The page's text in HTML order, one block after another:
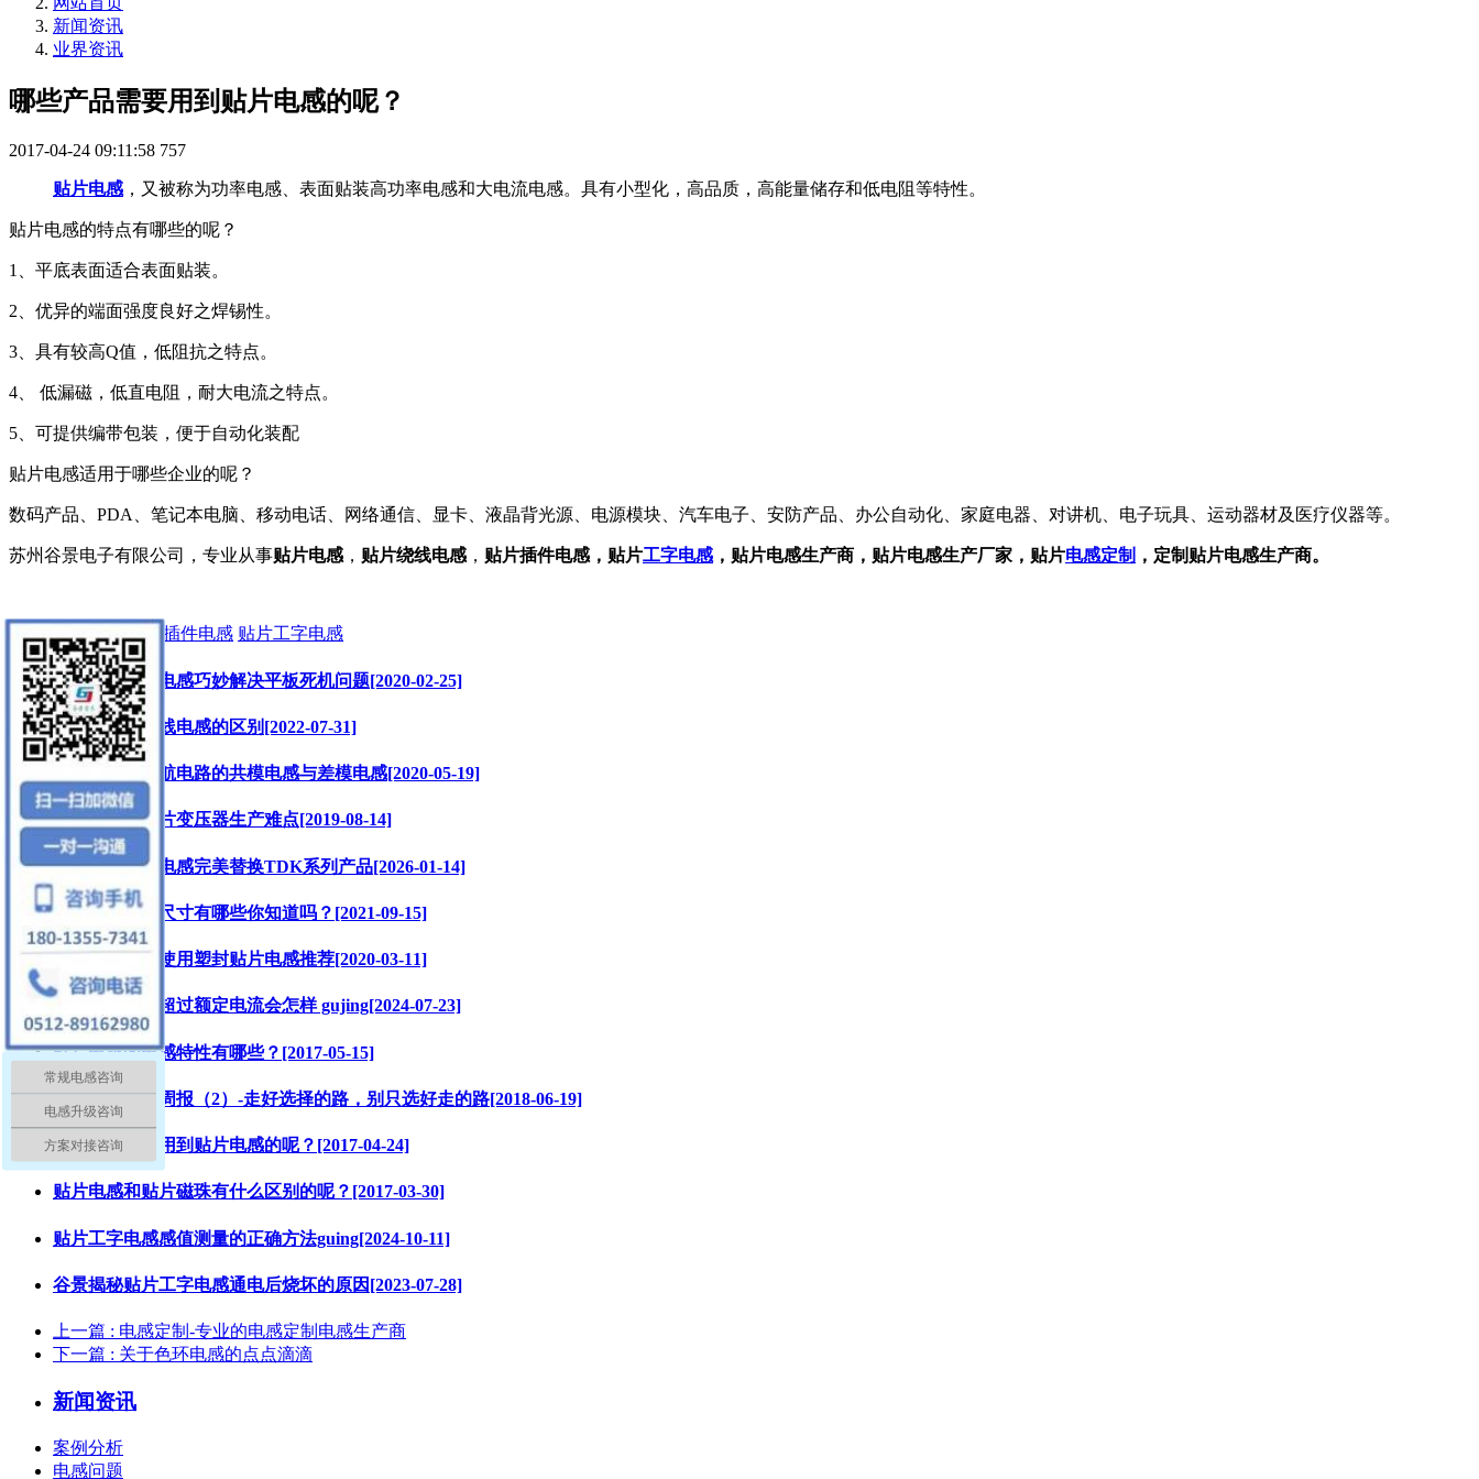
新闻资讯
业界资讯
哪些产品需要用到贴片电感的呢？
2017-04-24 09:11:58 757
贴片电感 ，又被称为功率电感、表面贴装高功率电感和大电流电感。具有小型化，高品质，高能量储存和低电阻等特性。
贴片电感的特点有哪些的呢？
1、平底表面适合表面贴装。
2、优异的端面强度良好之焊锡性。
3、具有较高Q值，低阻抗之特点。
4、 低漏磁，低直电阻，耐大电流之特点。
5、可提供编带包装，便于自动化装配
贴片电感适用于哪些企业的呢？
数码产品、PDA、笔记本电脑、移动电话、网络通信、显卡、液晶背光源、电源模块、汽车电子、安防产品、办公自动化、家庭电器、对讲机、电子玩具、运动器材及医疗仪器等。
苏州谷景电子有限公司，专业从事贴片电感 ， 贴片绕线电感 ， 贴片插件电感，贴片工字电感 ，贴片电感生产商，贴片电感生产厂家，贴片电感定制 ，定制贴片电感生产商。
标签: 贴片电感 贴片插件电感 贴片工字电感
使用谷景贴片电感巧妙解决平板死机问题[2020-02-25]
叠层电感和绕线电感的区别[2022-07-31]
为高端卫星导航电路的共模电感与差模电感[2020-05-19]
定制微亨级贴片变压器生产难点[2019-08-14]
谷景贴片共模电感完美替换TDK系列产品[2026-01-14]
贴片电感封装尺寸有哪些你知道吗？[2021-09-15]
低频信号滤波使用塑封贴片电感推荐[2020-03-11]
贴片电感电流超过额定电流会怎样 gujing[2024-07-23]
贴片电感的电感特性有哪些？[2017-05-15]
苏州谷景电子周报（2）-走好选择的路，别只选好走的路[2018-06-19]
哪些产品需要用到贴片电感的呢？[2017-04-24]
贴片电感和贴片磁珠有什么区别的呢？[2017-03-30]
贴片工字电感感值测量的正确方法guing[2024-10-11]
谷景揭秘贴片工字电感通电后烧坏的原因[2023-07-28]
上一篇 : 电感定制-专业的电感定制电感生产商
下一篇 : 关于色环电感的点点滴滴
新闻资讯
案例分析
电感问题
常规电感咨询
电感升级咨询
方案对接咨询